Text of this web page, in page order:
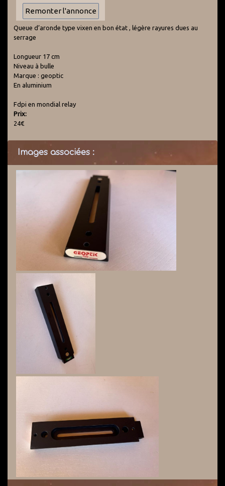
Queue d’aronde type vixen en bon état , légère rayures dues au
serrage
Longueur 17 cm
Niveau à bulle
Marque : geoptic
En aluminium
Fdpi en mondial relay
Prix:
24€
Images associées :